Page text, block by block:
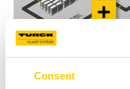
Consent
Tillgänglig i poolen